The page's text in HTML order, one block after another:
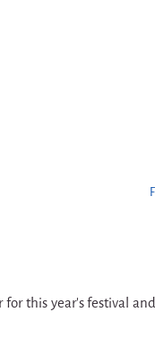
this year’s festival